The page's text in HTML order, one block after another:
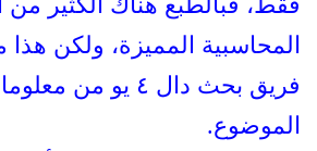
المحاسبية المميزة، ولكن هذا
فريق بحث دال ٤ يو
الموضوع.